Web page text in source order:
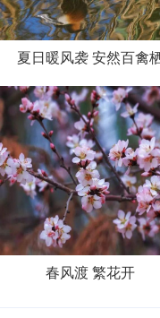
夏日暖风袭 安然百禽
春风渡 繁花开